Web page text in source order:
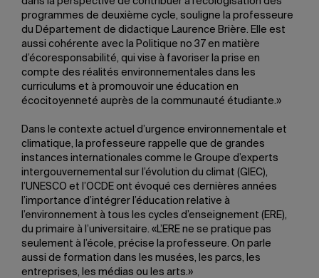
programmes de deuxième cycle, souligne la professeure
du Département de didactique Laurence Brière. Elle est
aussi cohérente avec la Politique no 37 en matière
d’écoresponsabilité, qui vise à favoriser la prise en
compte des réalités environnementales dans les
curriculums et à promouvoir une éducation en
écocitoyenneté auprès de la communauté étudiante.»
Dans le contexte actuel d’urgence environnementale et
climatique, la professeure rappelle que de grandes
instances internationales comme le Groupe d’experts
intergouvernemental sur l’évolution du climat (GIEC),
l’UNESCO et l’OCDE ont évoqué ces dernières années
l’importance d’intégrer l’éducation relative à
l’environnement à tous les cycles d’enseignement (ERE),
du primaire à l’universitaire. «L’ERE ne se pratique pas
seulement à l’école, précise la professeure. On parle
aussi de formation dans les musées, les parcs, les
entreprises, les médias ou les arts.»